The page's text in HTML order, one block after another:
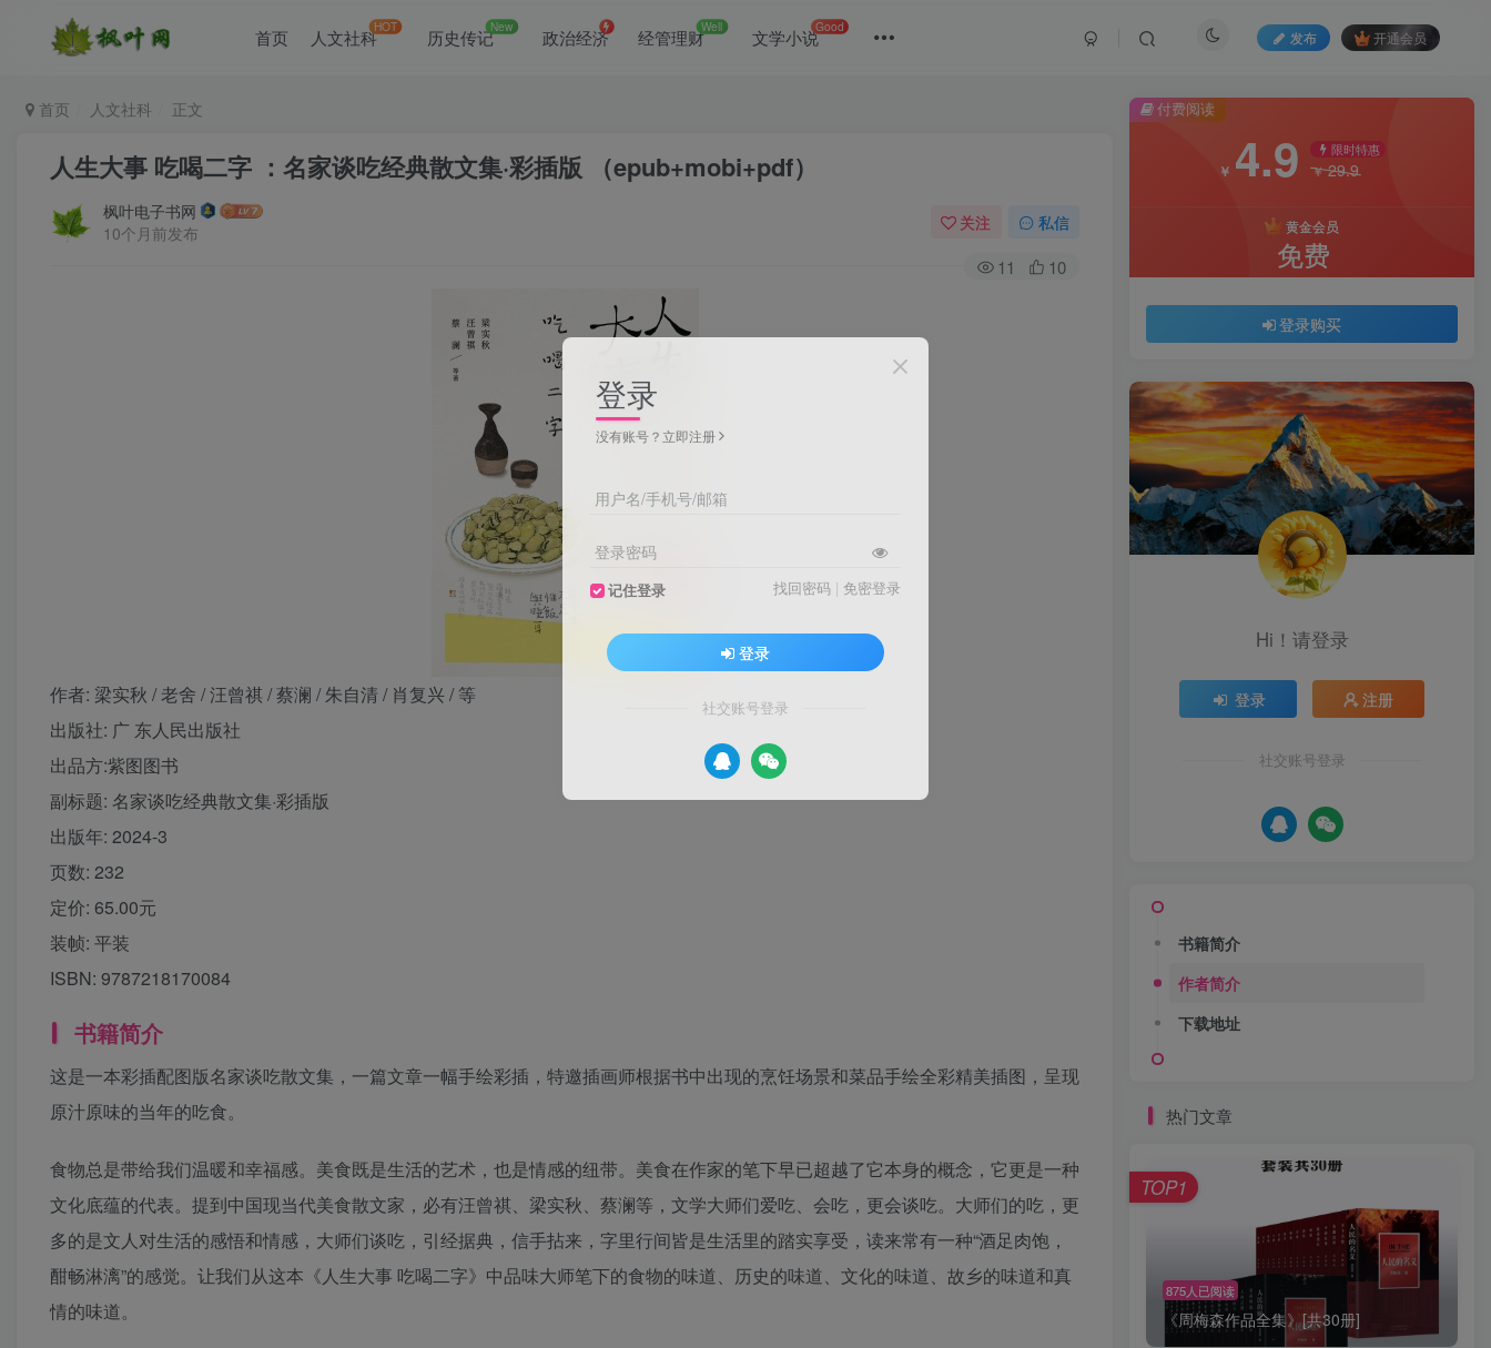
首页 人文社科HOT 历史传记New 政治经济 经管理财Well 文学小说Good
发布 开通会员
首页 人文社科 正文
人生大事 吃喝二字 ：名家谈吃经典散文集·彩插版 （epub+mobi+pdf）
枫叶电子书网
10个月前发布
关注 私信
11 10
作者: 梁实秋 / 老舍 / 汪曾祺 / 蔡澜 / 朱自清 / 肖复兴 / 等
出版社: 广 东人民出版社
出品方:紫图图书
副标题: 名家谈吃经典散文集·彩插版
出版年: 2024-3
页数: 232
定价: 65.00元
装帧: 平装
ISBN: 9787218170084
书籍简介
这是一本彩插配图版名家谈吃散文集，一篇文章一幅手绘彩插，特邀插画师根据书中出现的烹饪场景和菜品手绘全彩精美插图，呈现
原汁原味的当年的吃食。
食物总是带给我们温暖和幸福感。美食既是生活的艺术，也是情感的纽带。美食在作家的笔下早已超越了它本身的概念，它更是一种
文化底蕴的代表。提到中国现当代美食散文家，必有汪曾祺、梁实秋、蔡澜等，文学大师们爱吃、会吃，更会谈吃。大师们的吃，更
多的是文人对生活的感悟和情感，大师们谈吃，引经据典，信手拈来，字里行间皆是生活里的踏实享受，读来常有一种“酒足肉饱，
酣畅淋漓”的感觉。让我们从这本《人生大事 吃喝二字》中品味大师笔下的食物的味道、历史的味道、文化的味道、故乡的味道和真
情的味道。
付费阅读
￥ 4.9 限时特惠
￥29.9
黄金会员
免费
登录购买
Hi！请登录
登录 注册
社交账号登录
书籍简介
作者简介
下载地址
热门文章
875人已阅读
《周梅森作品全集》[共30册]
TOP1
登录
没有账号？立即注册
用户名/手机号/邮箱
登录密码
记住登录 找回密码 | 免密登录
登录
社交账号登录